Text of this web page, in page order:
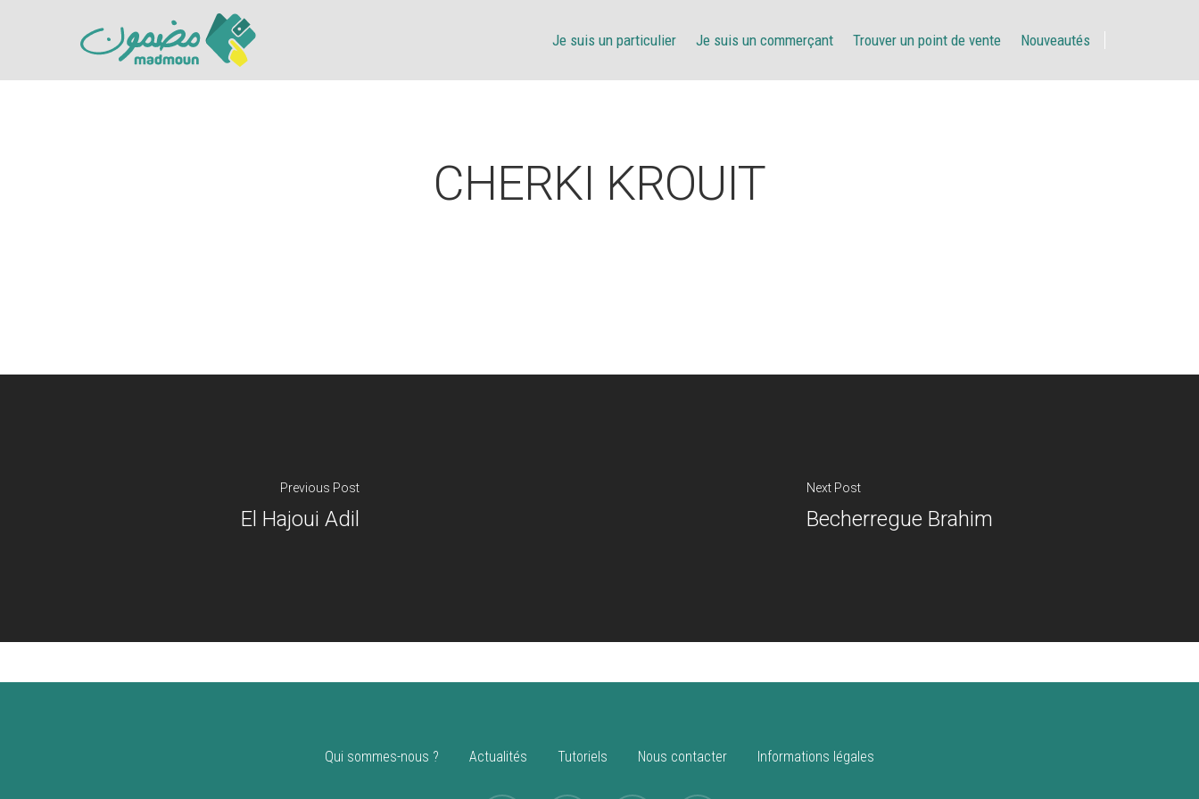
Je suis un particulier Je suis un commerçant Trouver un point de vente Nouveautés
CHERKI KROUIT
Previous Post
El Hajoui Adil
Next Post
Becherregue Brahim
Qui sommes-nous ? Actualités Tutoriels Nous contacter Informations légales